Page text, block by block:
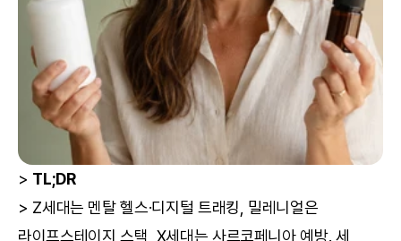
> TL;DR
> Z세대는 멘탈 헬스·디지털 트래킹, 밀레니얼은
라이프스테이지 스택, X세대는 사르코페니아 예방. 세